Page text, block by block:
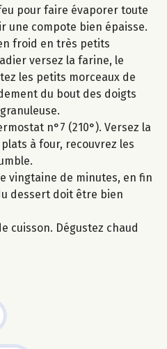
pour faire évaporer toute
une compote bien épaisse.
froid en très petits
versez la farine, le
les petits morceaux de
du bout des doigts
n°7 (210°). Versez la
à four, recouvrez les
vingtaine de minutes, en fin
dessert doit être bien
cuisson. Dégustez chaud